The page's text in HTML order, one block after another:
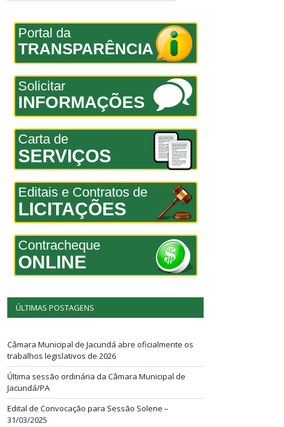
Portal da
TRANSPARÊNCIA
Solicitar
INFORMAÇÕES
Carta de
SERVIÇOS
Editais e Contratos de
LICITAÇÕES
Contracheque
ONLINE
ÚLTIMAS POSTAGENS
Câmara Municipal de Jacundá abre oficialmente os
trabalhos legislativos de 2026
Última sessão ordinária da Câmara Municipal de
Jacundá/PA
Edital de Convocação para Sessão Solene –
31/03/2025